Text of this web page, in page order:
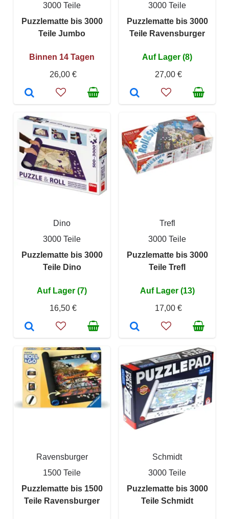
3000 Teile
Puzzlematte bis 3000
Teile Jumbo
Binnen 14 Tagen
26,00 €
3000 Teile
Puzzlematte bis 3000
Teile Ravensburger
Auf Lager (8)
27,00 €
Dino
3000 Teile
Puzzlematte bis 3000
Teile Dino
Auf Lager (7)
16,50 €
Trefl
3000 Teile
Puzzlematte bis 3000
Teile Trefl
Auf Lager (13)
17,00 €
Ravensburger
1500 Teile
Puzzlematte bis 1500
Teile Ravensburger
Schmidt
3000 Teile
Puzzlematte bis 3000
Teile Schmidt